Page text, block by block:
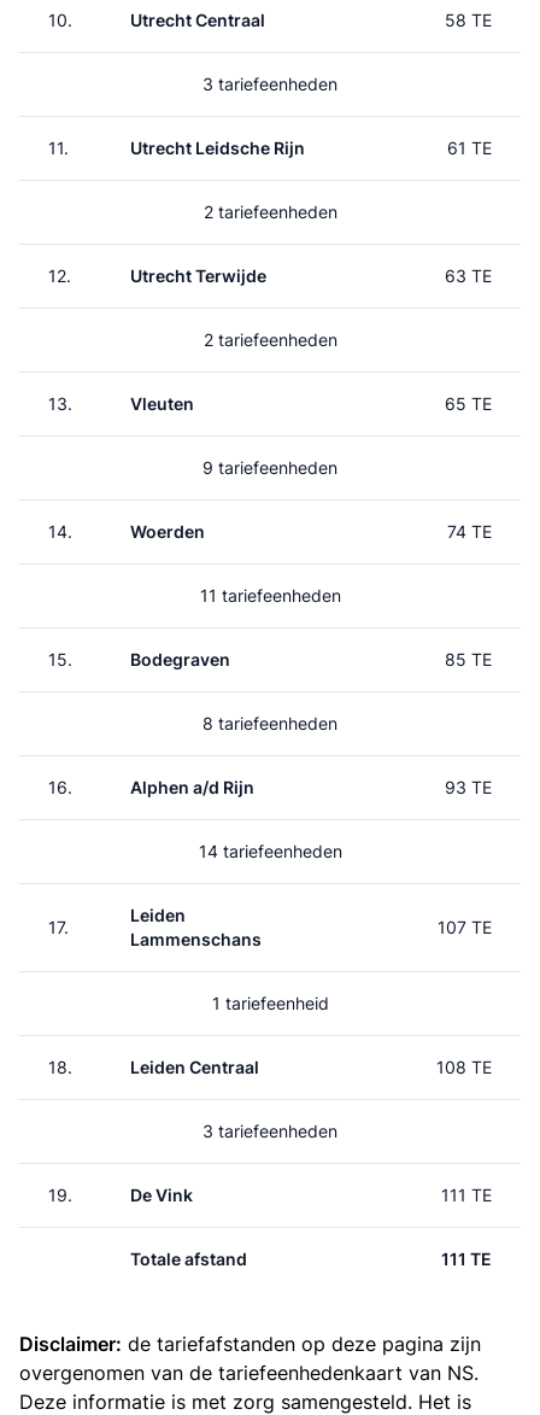
10. Utrecht Centraal 58 TE
3 tariefeenheden
11. Utrecht Leidsche Rijn 61 TE
2 tariefeenheden
12. Utrecht Terwijde 63 TE
2 tariefeenheden
13. Vleuten 65 TE
9 tariefeenheden
14. Woerden 74 TE
11 tariefeenheden
15. Bodegraven 85 TE
8 tariefeenheden
16. Alphen a/d Rijn 93 TE
14 tariefeenheden
17.
Leiden
Lammenschans
107 TE
1 tariefeenheid
18. Leiden Centraal 108 TE
3 tariefeenheden
19. De Vink 111 TE
Totale afstand 111 TE
Disclaimer: de tariefafstanden op deze pagina zijn
overgenomen van de tariefeenhedenkaart van NS.
Deze informatie is met zorg samengesteld. Het is